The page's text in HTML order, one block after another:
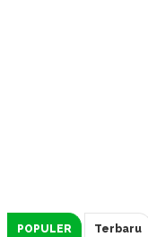
POPULER Terbaru